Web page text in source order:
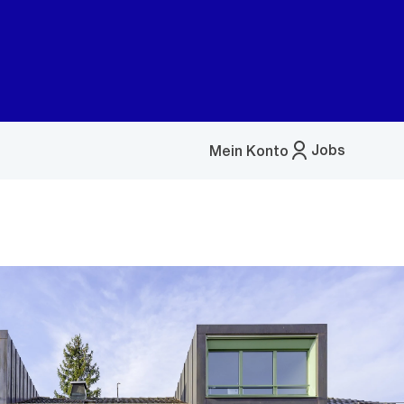
Jobs
Mein Konto
Menü